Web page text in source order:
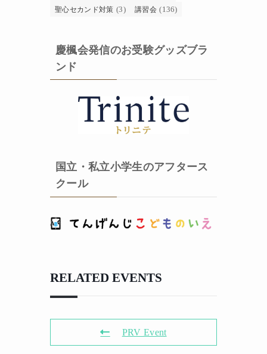
聖心セカンド対策 (3) 講習会 (136)
慶楓会発信のお受験グッズブラ
ンド
国立・私立小学生のアフタース
クール
RELATED EVENTS
PRV Event